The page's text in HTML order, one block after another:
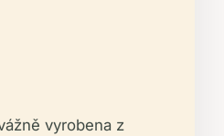
vyrobena z